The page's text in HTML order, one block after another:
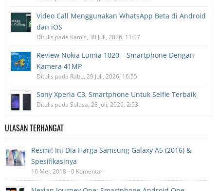
Video Call Menggunakan WhatsApp Beta di Android
dan iOS
Ditulis pada Kamis, 30 Juli, 2026, 11:07
Review Nokia Lumia 1020 – Smartphone Dengan
Kamera 41MP
Ditulis pada Rabu, 29 Juli, 2026, 16:55
Sony Xperia C3, Smartphone Untuk Selfie Terbaik
Ditulis pada Selasa, 28 Juli, 2026, 2:53
ULASAN TERHANGAT
Resmi! Ini Dia Harga Samsung Galaxy A5 (2016) &
Spesifikasinya
16 Mei, 2018 - 0 Komentar